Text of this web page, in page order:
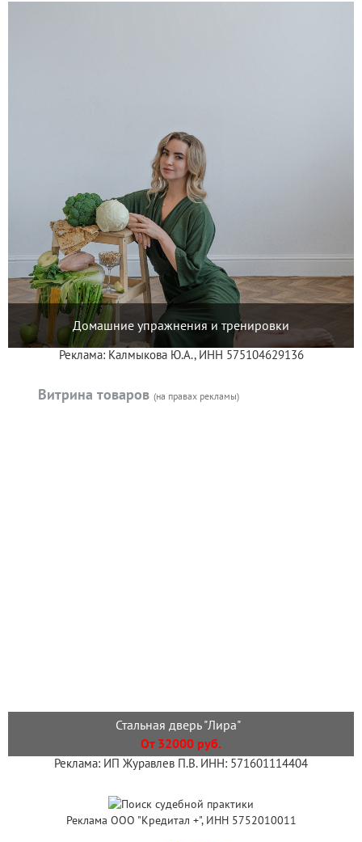
Домашние упражнения и тренировки
Реклама: Калмыкова Ю.А., ИНН 575104629136
Витрина товаров (на правах рекламы)
Стальная дверь "Лира"
От 32000 руб.
Реклама: ИП Журавлев П.В. ИНН: 571601114404
Реклама ООО "Кредитал +", ИНН 5752010011